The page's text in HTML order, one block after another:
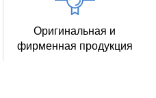
Оригинальная и
фирменная продукция